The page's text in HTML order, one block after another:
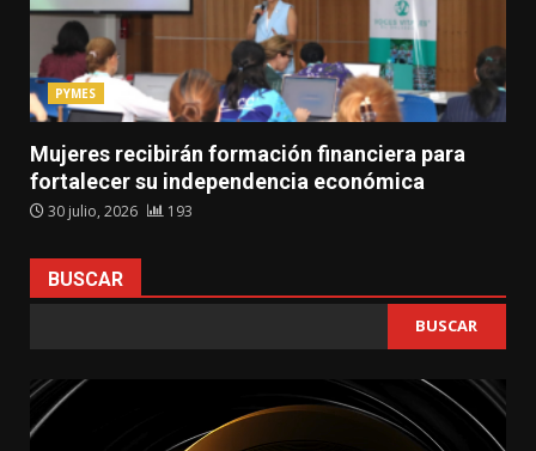
PYMES
Mujeres recibirán formación financiera para
fortalecer su independencia económica
30 julio, 2026 193
BUSCAR
BUSCAR